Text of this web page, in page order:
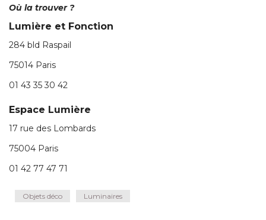
Où la trouver ?
Lumière et Fonction
284 bld Raspail
75014 Paris
01 43 35 30 42
Espace Lumière
17 rue des Lombards
75004 Paris
01 42 77 47 71
Objets déco Luminaires